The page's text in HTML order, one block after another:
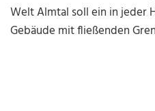
Welt Almtal soll ein in jeder
Gebäude mit fließenden